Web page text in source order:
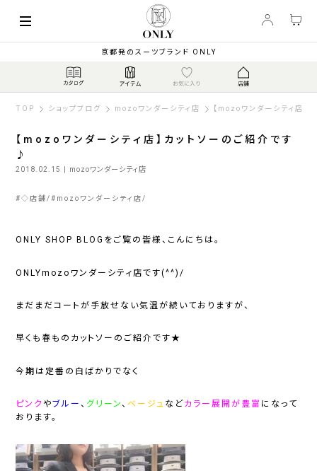
京都発のスーツブランド ONLY
TOP ショップブログ mozoワンダーシティ店 【mozoワンダーシティ店】
【mozoワンダーシティ店】カットソーのご紹介です
♪
2018.02.15 | mozoワンダーシティ店
#◇店舗 # mozoワンダーシティ店
ONLY SHOP BLOGをご覧の皆様、こんにちは。
ONLYmozoワンダーシティ店です(^^)/
まだまだコートが手放せない気温が続いておりますが、
早くも春ものカットソーのご紹介です★
今期は定番の白ばかりでなく
ピンク やブルー 、 グリーン 、ベージュ などカラー展開が豊富 になって
おります。